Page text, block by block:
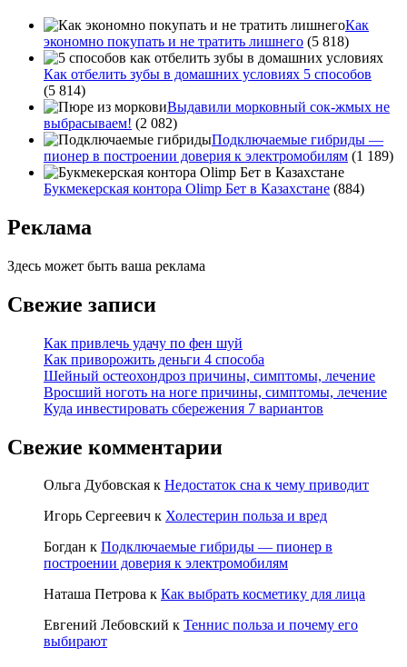
Как
экономно покупать и не тратить лишнего (5 818)
Как отбелить зубы в домашних условиях 5 способов
(5 814)
Выдавили морковный сок-жмых не
выбрасываем! (2 082)
Подключаемые гибриды —
пионер в построении доверия к электромобилям (1 189)
Букмекерская контора Olimp Бет в Казахстане (884)
Реклама
Здесь может быть ваша реклама
Свежие записи
Как привлечь удачу по фен шуй
Как приворожить деньги 4 способа
Шейный остеохондроз причины, симптомы, лечение
Вросший ноготь на ноге причины, симптомы, лечение
Куда инвестировать сбережения 7 вариантов
Свежие комментарии
Ольга Дубовская к Недостаток сна к чему приводит
Игорь Сергеевич к Холестерин польза и вред
Богдан к Подключаемые гибриды — пионер в
построении доверия к электромобилям
Наташа Петрова к Как выбрать косметику для лица
Евгений Лебовский к Теннис польза и почему его
выбирают